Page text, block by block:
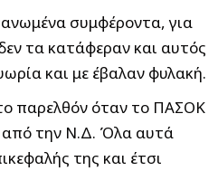
συμφέροντα, για
τα κατάφεραν και αυτός
και με έβαλαν φυλακή.
παρελθόν όταν το ΠΑΣΟΚ
από την Ν.Δ. Όλα αυτά
της και έτσι